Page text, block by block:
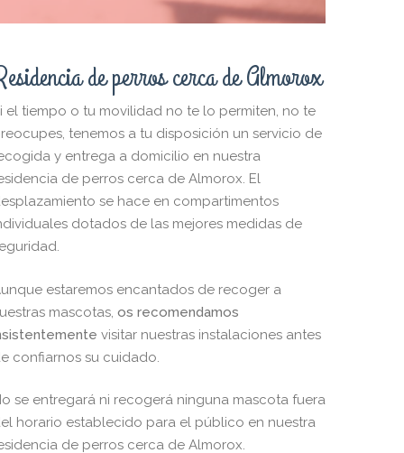
de perros cerca de Almorox
el tiempo o tu movilidad no te lo permiten, no te
tenemos a tu disposición un servicio de
y entrega a domicilio en nuestra
de perros cerca de Almorox. El
se hace en compartimentos
dotados de las mejores medidas de
estaremos encantados de recoger a
mascotas, os recomendamos
visitar nuestras instalaciones antes
confiarnos su cuidado.
se entregará ni recogerá ninguna mascota fuera
horario establecido para el público en nuestra
de perros cerca de Almorox.